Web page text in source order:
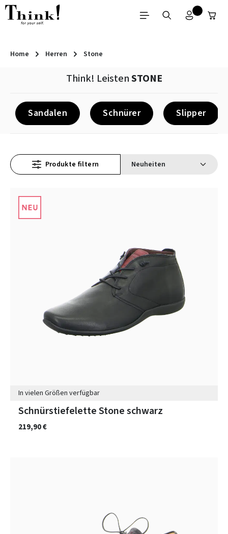
Zum Hauptinhalt springen
Home Herren Stone
Think! LeistenSTONE
Sandalen Schnürer Slipper
Produkte filtern
In vielen Größen verfügbar
Schnürstiefelette Stone schwarz
219,90 €